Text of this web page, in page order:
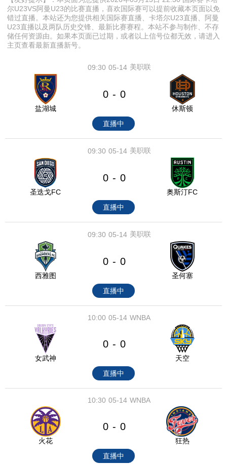
尔U23VS阿曼U23的比赛直播，喜欢国际赛可以提前收藏本页面以免
错过直播。本站还为您提供相关国际赛直播、卡塔尔U23直播、阿曼
U23直播以及两队历史交锋、最新比赛赛程。本站不参与制作、不存
储任何资源由。如果本页面已过期，或者以上信号位都无效，请进入
主页查看最新直播新号。
05-14
09:30 美职联
盐湖城
0 - 0
休斯顿
直播中
05-14
09:30 美职联
圣迭戈FC
0 - 0
奥斯汀FC
直播中
05-14
09:30 美职联
西雅图
0 - 0
圣何塞
直播中
05-14
10:00 WNBA
女武神
0 - 0
天空
直播中
05-14
10:30 WNBA
火花
0 - 0
狂热
直播中